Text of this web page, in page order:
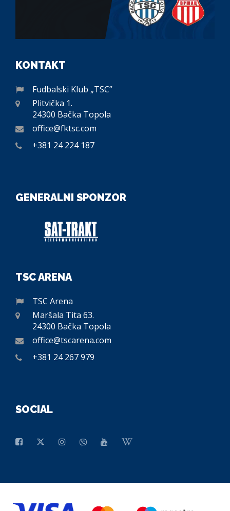
KONTAKT
Fudbalski Klub „TSC”
Plitvička 1.
24300 Bačka Topola
office@fktsc.com
+381 24 224 187
GENERALNI SPONZOR
TSC ARENA
TSC Arena
Maršala Tita 63.
24300 Bačka Topola
office@tscarena.com
+381 24 267 979
SOCIAL